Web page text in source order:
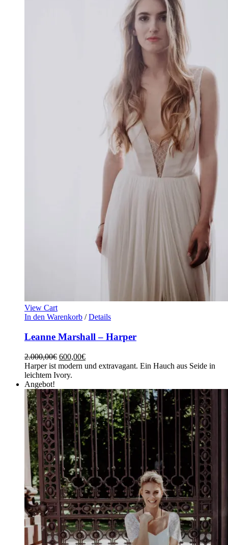
View Cart
In den Warenkorb / Details
Leanne Marshall – Harper
2.000,00€ 600,00€
Harper ist modern und extravagant. Ein Hauch aus Seide in
leichtem Ivory.
Angebot!